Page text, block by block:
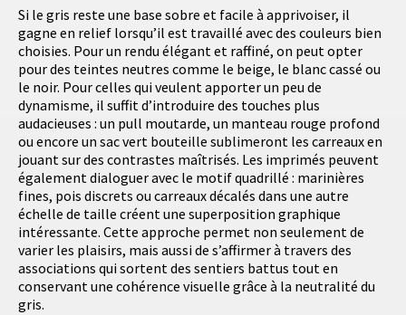
Si le gris reste une base sobre et facile à apprivoiser, il
gagne en relief lorsqu’il est travaillé avec des couleurs bien
choisies. Pour un rendu élégant et raffiné, on peut opter
pour des teintes neutres comme le beige, le blanc cassé ou
le noir. Pour celles qui veulent apporter un peu de
dynamisme, il suffit d’introduire des touches plus
audacieuses : un pull moutarde, un manteau rouge profond
ou encore un sac vert bouteille sublimeront les carreaux en
jouant sur des contrastes maîtrisés. Les imprimés peuvent
également dialoguer avec le motif quadrillé : marinières
fines, pois discrets ou carreaux décalés dans une autre
échelle de taille créent une superposition graphique
intéressante. Cette approche permet non seulement de
varier les plaisirs, mais aussi de s’affirmer à travers des
associations qui sortent des sentiers battus tout en
conservant une cohérence visuelle grâce à la neutralité du
gris.